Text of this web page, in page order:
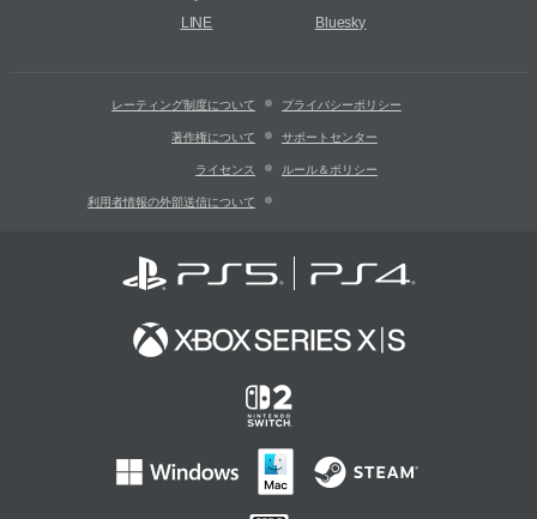
LINE Bluesky
レーティング制度について プライバシーポリシー
著作権について サポートセンター
ライセンス ルール＆ポリシー
利用者情報の外部送信について